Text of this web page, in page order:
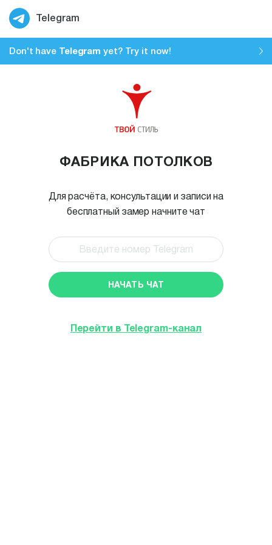
Telegram
Don't have Telegram yet? Try it now!
ФАБРИКА ПОТОЛКОВ
Для расчёта, консультации и записи на
бесплатный замер начните чат
НАЧАТЬ ЧАТ
Перейти в Telegram-канал